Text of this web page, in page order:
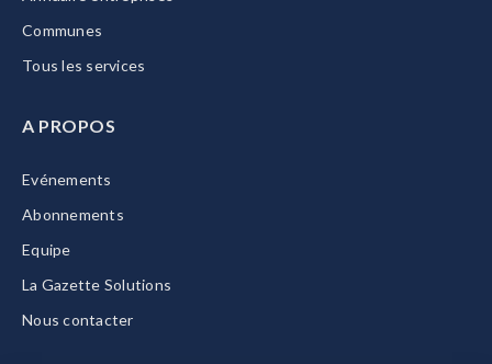
Communes
Tous les services
A PROPOS
Evénements
Abonnements
Equipe
La Gazette Solutions
Nous contacter